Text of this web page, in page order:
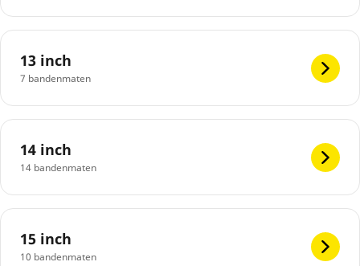
13 inch
7 bandenmaten
14 inch
14 bandenmaten
15 inch
10 bandenmaten